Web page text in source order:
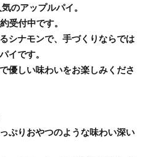
のアップルパイ。
受付中です。
シナモンで、手づくりならでは
イです。
優しい味わいをお楽しみくださ
ぷりおやつのような味わい深い